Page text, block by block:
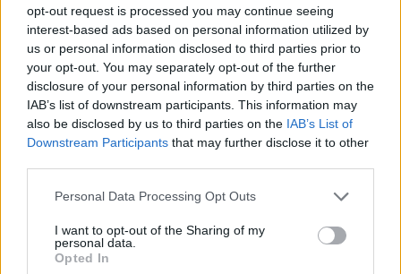
opt-out request is processed you may continue seeing
interest-based ads based on personal information utilized by
us or personal information disclosed to third parties prior to
your opt-out. You may separately opt-out of the further
disclosure of your personal information by third parties on the
IAB’s list of downstream participants. This information may
also be disclosed by us to third parties on the IAB’s List of
Downstream Participants that may further disclose it to other
Personal Data Processing Opt Outs
I want to opt-out of the Sharing of my
personal data.
Opted In
ΔΗΜΟΙ